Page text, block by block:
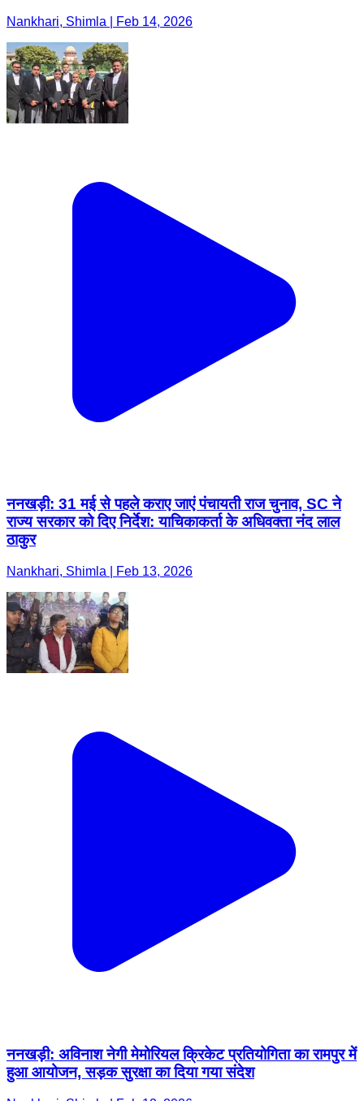
Nankhari, Shimla | Feb 14, 2026
ननखड़ी: 31 मई से पहले कराए जाएं पंचायती राज चुनाव, SC ने
राज्य सरकार को दिए निर्देश: याचिकाकर्ता के अधिवक्ता नंद लाल
ठाकुर
Nankhari, Shimla | Feb 13, 2026
ननखड़ी: अविनाश नेगी मेमोरियल क्रिकेट प्रतियोगिता का रामपुर में
हुआ आयोजन, सड़क सुरक्षा का दिया गया संदेश